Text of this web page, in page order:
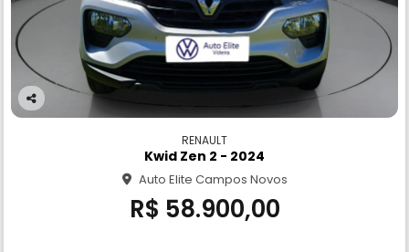
Co
RENAULT
Kwid Zen 2 - 2024
Auto Elite Campos Novos
R$ 58.900,00